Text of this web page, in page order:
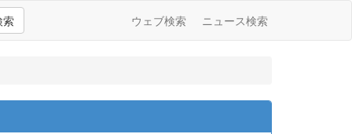
索 ウェブ検索 ニュース検索